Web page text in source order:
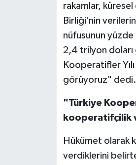
rakamlar,
Birliği’nin
nüfusunun
2,4 trilyon doları
Kooperatifler
görüyoruz" dedi.
"Türkiye
kooperatifçilik
Hükümet olarak
verdiklerini